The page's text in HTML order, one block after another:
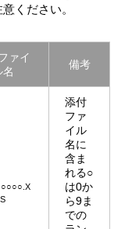
ください。
ァイ
名
備考
添付
ファ
イル
名に
含ま
れる○
は0か
ら9ま
での